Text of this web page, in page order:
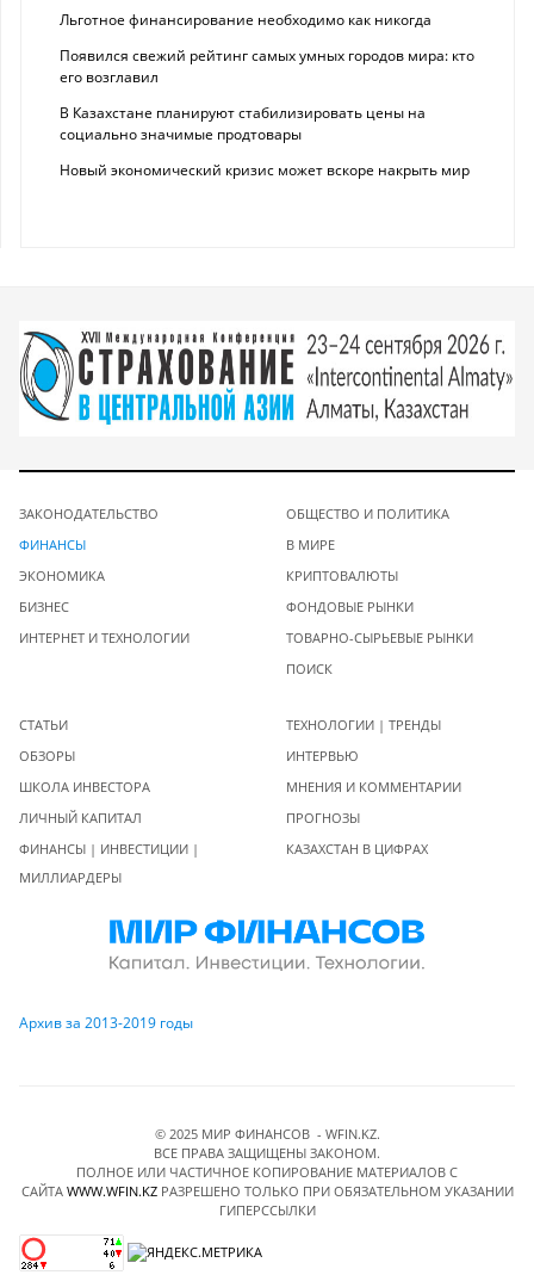
Льготное финансирование необходимо как никогда
Появился свежий рейтинг самых умных городов мира: кто
его возглавил
В Казахстане планируют стабилизировать цены на
социально значимые продтовары
Новый экономический кризис может вскоре накрыть мир
ЗАКОНОДАТЕЛЬСТВО
ФИНАНСЫ
ЭКОНОМИКА
БИЗНЕС
ИНТЕРНЕТ И ТЕХНОЛОГИИ
ОБЩЕСТВО И ПОЛИТИКА
В МИРЕ
КРИПТОВАЛЮТЫ
ФОНДОВЫЕ РЫНКИ
ТОВАРНО-СЫРЬЕВЫЕ РЫНКИ
ПОИСК
СТАТЬИ
ОБЗОРЫ
ШКОЛА ИНВЕСТОРА
ЛИЧНЫЙ КАПИТАЛ
ФИНАНСЫ | ИНВЕСТИЦИИ |
МИЛЛИАРДЕРЫ
ТЕХНОЛОГИИ | ТРЕНДЫ
ИНТЕРВЬЮ
МНЕНИЯ И КОММЕНТАРИИ
ПРОГНОЗЫ
КАЗАХСТАН В ЦИФРАХ
Архив за 2013-2019 годы
© 2025 МИР ФИНАНСОВ - WFIN.KZ.
ВСЕ ПРАВА ЗАЩИЩЕНЫ ЗАКОНОМ.
ПОЛНОЕ ИЛИ ЧАСТИЧНОЕ КОПИРОВАНИЕ МАТЕРИАЛОВ C
САЙТА WWW.WFIN.KZРАЗРЕШЕНО ТОЛЬКО ПРИ ОБЯЗАТЕЛЬНОМ УКАЗАНИИ
ГИПЕРССЫЛКИ